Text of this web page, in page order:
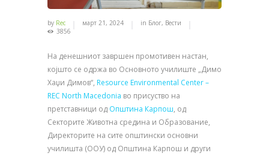
by Rec март 21, 2024 in Блог, Вести
3856
На денешниот завршен промотивен настан,
којшто се одржа во Основното училиште „Димо
Хаџи Димов“, Resource Environmental Center –
REC North Macedonia во присуство на
претставници од Општина Карпош, од
Секторите Животна средина и Образование,
Директорите на сите општински основни
училишта (ООУ) од Општина Карпош и други